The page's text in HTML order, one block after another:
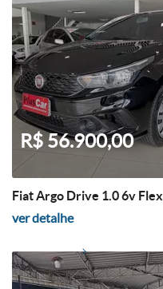
R$ 56.900,00
Fiat Argo Drive 1.0 6v Flex
ver detalhe